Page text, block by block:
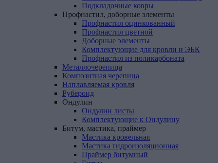
Подкладочные ковры
Профнастил, доборные элементы
Профнастил оцинкованный
Профнастил цветной
Доборные элементы
Комплектующие для кровли и ЭБК
Профнастил из поликарбоната
Металлочерепица
Композитная черепица
Наплавляемая кровля
Рубероид
Ондулин
Ондулин листы
Комплектующие к Ондулину
Битум, мастика, праймер
Мастика кровельная
Мастика гидроизоляционная
Праймер битумный